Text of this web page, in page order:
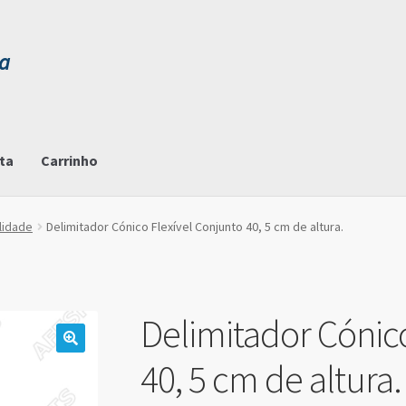
Carrinho
Delimitador Cónico Flexível Conjunto 40, 5 cm de altura.
Delimitador
40, 5 cm de altura.